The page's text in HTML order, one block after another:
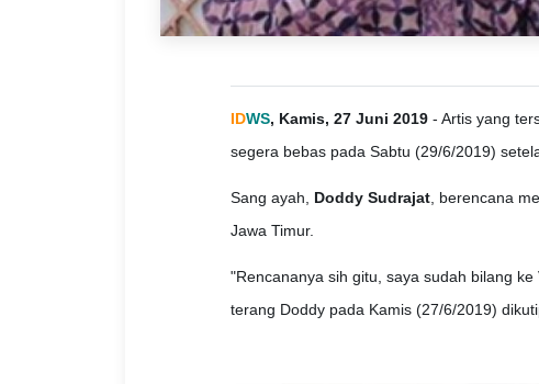
IDWS, Kamis, 27 Juni 2019- Artis yang
segera bebas pada Sabtu (29/6/2019)
Sang ayah, Doddy Sudrajat, berencana
Jawa Timur.
"Rencananya sih gitu, saya sudah bilang
terang Doddy pada Kamis (27/6/2019)